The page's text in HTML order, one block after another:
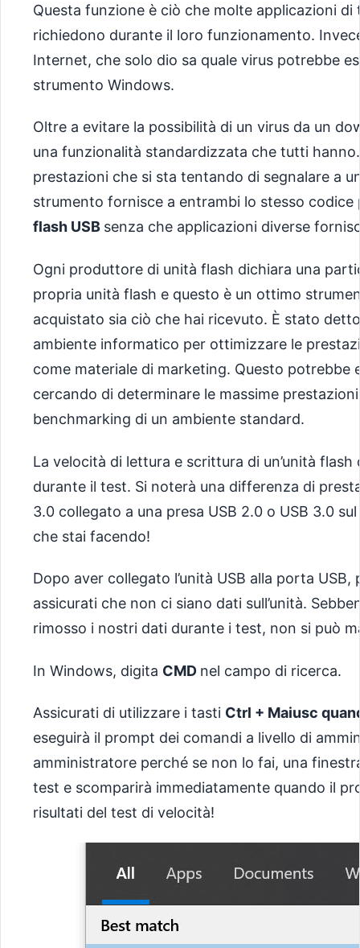
Questa funzione è ciò che molte applicazioni
richiedono durante il loro funzionamento.
Internet, che solo dio sa quale virus potrebbe
strumento Windows.
Oltre a evitare la possibilità di un virus da un
una funzionalità standardizzata che tutti
prestazioni che si sta tentando di segnalare a
strumento fornisce a entrambi lo stesso codice
flash USB senza che applicazioni diverse
Ogni produttore di unità flash dichiara una
propria unità flash e questo è un ottimo
acquistato sia ciò che hai ricevuto. È stato
ambiente informatico per ottimizzare le
come materiale di marketing. Questo potrebbe
cercando di determinare le massime
benchmarking di un ambiente standard.
La velocità di lettura e scrittura di un’unità
durante il test. Si noterà una differenza di
3.0 collegato a una presa USB 2.0 o USB 3.0
che stai facendo!
Dopo aver collegato l’unità USB alla porta
assicurati che non ci siano dati sull’unità.
rimosso i nostri dati durante i test, non si può
In Windows, digita CMD nel campo di ricerca.
Assicurati di utilizzare i tasti Ctrl + Maiusc
eseguirà il prompt dei comandi a livello di
amministratore perché se non lo fai, una
test e scomparirà immediatamente quando il
risultati del test di velocità!